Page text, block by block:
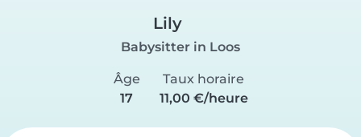
Lily
Babysitter in Loos
Âge
17
Taux horaire
11,00 €/heure